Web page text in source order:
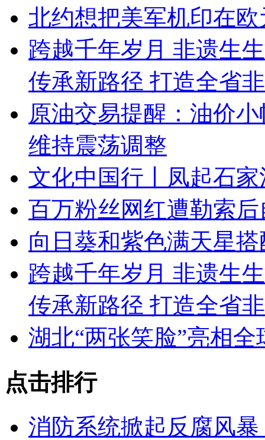
北约想把美军机印在
跨越千年岁月 非遗生
传承新路径 打造全省
原油交易提醒：油价
维持震荡调整
文化中国行丨凤起石家
百万粉丝网红遭勒索
向日葵和紫色满天星
跨越千年岁月 非遗生
传承新路径 打造全省
湖北“两张笑脸”亮相
点击排行
消防系统掀起反腐风